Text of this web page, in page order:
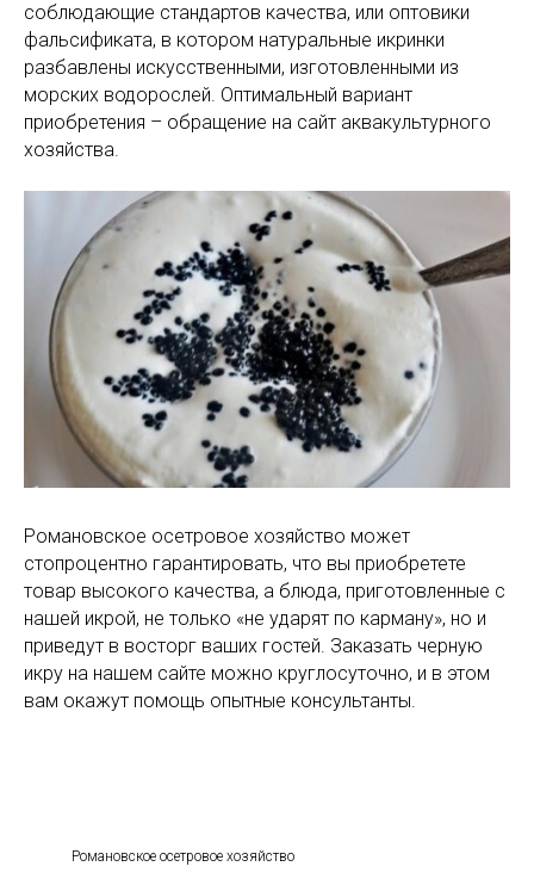
соблюдающие стандартов качества, или оптовики
фальсификата, в котором натуральные икринки
разбавлены искусственными, изготовленными из
морских водорослей. Оптимальный вариант
приобретения – обращение на сайт аквакультурного
хозяйства.
Романовское осетровое хозяйство может
стопроцентно гарантировать, что вы приобретете
товар высокого качества, а блюда, приготовленные с
нашей икрой, не только «не ударят по карману», но и
приведут в восторг ваших гостей. Заказать черную
икру на нашем сайте можно круглосуточно, и в этом
вам окажут помощь опытные консультанты.
Романовское осетровое хозяйство